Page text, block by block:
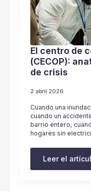
El centro de
(CECOP):
de crisis
2 abril 2026
Cuando una
cuando un
barrio entero,
hogares sin
Leer el